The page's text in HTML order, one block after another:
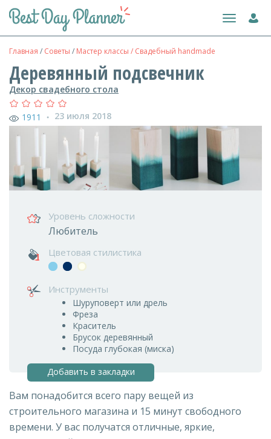
Toggle
Главная / Советы / Мастер классы / Свадебный handmade
Деревянный подсвечник
Декор свадебного стола
1911 ● 23 июля 2018
Уровень сложности
Любитель
Цветовая стилистика
Инструменты
Шуруповерт или дрель
Фреза
Краситель
Брусок деревянный
Посуда глубокая (миска)
Добавить в закладки
Вам понадобится всего пару вещей из
строительного магазина и 15 минут свободного
времени. У вас получатся отличные, яркие,